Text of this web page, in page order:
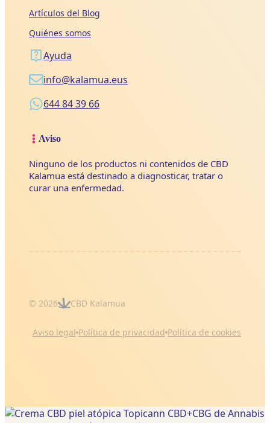
Artículos del Blog
Quiénes somos
Ayuda
info@kalamua.eus
644 84 39 66
Aviso
Ninguno de los productos ni contenidos de CBD
Kalamua está destinado a diagnosticar, tratar o
curar una enfermedad.
© 2026 CBD Kalamua
Aviso legal Política de privacidad Política de cookies